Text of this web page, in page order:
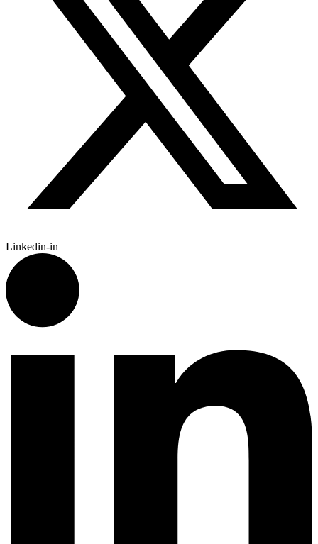
Linkedin-in